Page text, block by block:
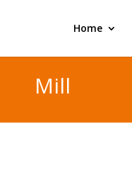
Home
Mill